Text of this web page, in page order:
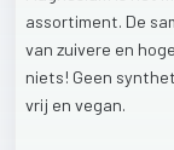
assortiment. De
van zuivere en hoge
niets! Geen
vrij en vegan.